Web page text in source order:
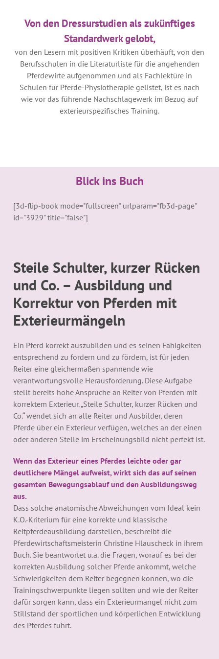
Von den Dressurstudien als zukünftiges
Standardwerk gelobt,
von den Lesern mit positiven Kritiken überhäuft, von den
Berufsschulen in die Literaturliste für die angehenden
Pferdewirte aufgenommen und als Fachlektüre in
Schulen für Pferde-Physiotherapie gelistet, ist es nach
wie vor das führende Nachschlagewerk im Bezug auf
exterieurspezifisches Training.
Blick ins Buch
[3d-flip-book mode="fullscreen" urlparam="fb3d-page"
id="3929" title="false"]
Steile Schulter, kurzer Rücken
und Co. – Ausbildung und
Korrektur von Pferden mit
Exterieurmängeln
Ein Pferd korrekt auszubilden und es seinen Fähigkeiten
entsprechend zu fordern und zu fördern, ist für jeden
Reiter eine gleichermaßen spannende wie
verantwortungsvolle Herausforderung. Diese Aufgabe
stellt bereits hohe Ansprüche an Reiter von Pferden mit
korrektem Exterieur. „Steile Schulter, kurzer Rücken und
Co.“ wendet sich an alle Reiter und Ausbilder, deren
Pferde über ein Exterieur verfügen, welches an der einen
oder anderen Stelle im Erscheinungsbild nicht perfekt ist.
Wenn das Exterieur eines Pferdes leichte oder gar
deutlichere Mängel aufweist, wirkt sich das auf seinen
gesamten Bewegungsablauf und den Ausbildungsweg
aus.
Dass solche anatomische Abweichungen vom Ideal kein
K.O.-Kriterium für eine korrekte und klassische
Reitpferdeausbildung darstellen, beschreibt die
Pferdewirtschaftsmeisterin Christine Hlauscheck in ihrem
Buch. Sie beantwortet u.a. die Fragen, worauf es bei der
korrekten Ausbildung solcher Pferde ankommt, welche
Schwierigkeiten dem Reiter begegnen können, wo die
Trainingschwerpunkte liegen sollten und wie der Reiter
dafür sorgen kann, dass ein Exterieurmangel nicht zum
Stillstand der sportlichen und körperlichen Entwicklung
des Pferdes führt.